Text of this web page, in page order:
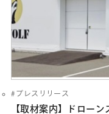
プレスリリース
【取材案内】ドロー